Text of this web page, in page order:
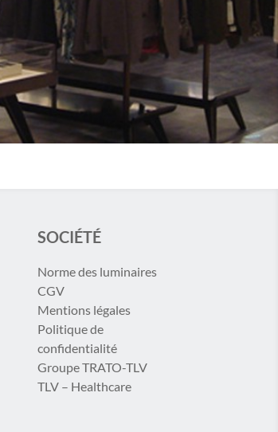
SOCIÉTÉ
Norme des luminaires
CGV
Mentions légales
Politique de
confidentialité
Groupe TRATO-TLV
TLV – Healthcare